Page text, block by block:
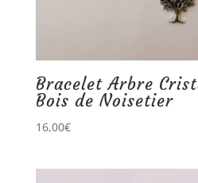
Bracelet Arbre
Bois de Noisetier
16,00€